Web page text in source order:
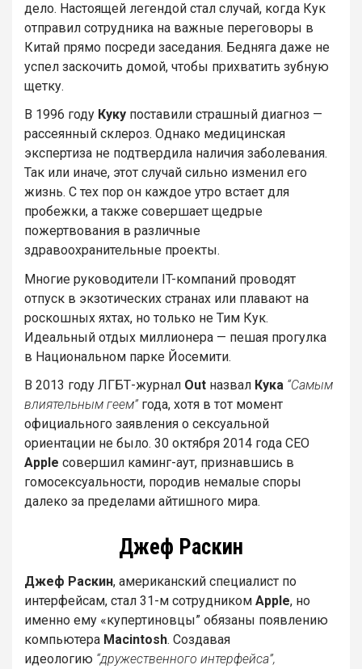
дело. Настоящей легендой стал случай, когда Кук
отправил сотрудника на важные переговоры в
Китай прямо посреди заседания. Бедняга даже не
успел заскочить домой, чтобы прихватить зубную
щетку.
В 1996 году Куку поставили страшный диагноз —
рассеянный склероз. Однако медицинская
экспертиза не подтвердила наличия заболевания.
Так или иначе, этот случай сильно изменил его
жизнь. С тех пор он каждое утро встает для
пробежки, а также совершает щедрые
пожертвования в различные
здравоохранительные проекты.
Многие руководители IT-компаний проводят
отпуск в экзотических странах или плавают на
роскошных яхтах, но только не Тим Кук.
Идеальный отдых миллионера — пешая прогулка
в Национальном парке Йосемити.
В 2013 году ЛГБТ-журнал Out назвал Кука “Самым
влиятельным геем”года, хотя в тот момент
официального заявления о сексуальной
ориентации не было. 30 октября 2014 года CEO
Apple совершил каминг-аут, признавшись в
гомосексуальности, породив немалые споры
далеко за пределами айтишного мира.
Джеф Раскин
Джеф Раскин, американский специалист по
интерфейсам, стал 31-м сотрудником Apple, но
именно ему «купертиновцы” обязаны появлению
компьютера Macintosh. Создавая
идеологию “дружественного интерфейса”,